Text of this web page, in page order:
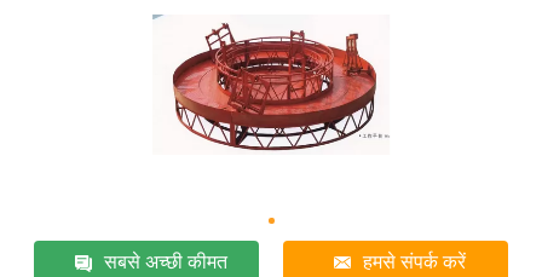
सबसे अच्छी कीमत हमसे संपर्क करें